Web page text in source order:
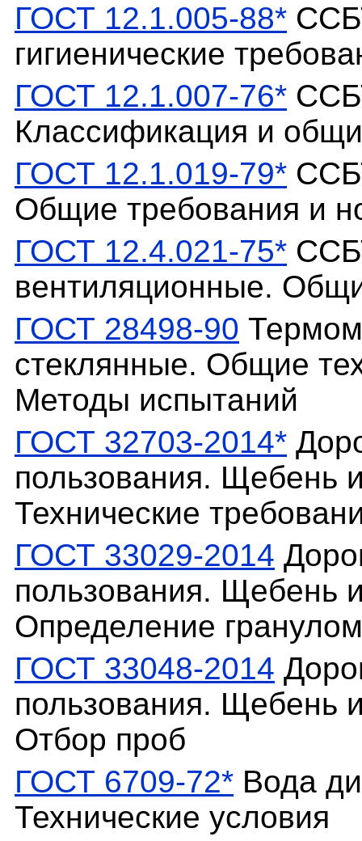
ГОСТ 12.1.005-88*
гигиенические
ГОСТ 12.1.007-76*
Классификация и
ГОСТ 12.1.019-79*
Общие требования и
ГОСТ 12.4.021-75*
вентиляционные.
ГОСТ 28498-90
стеклянные. Общие
Методы испытаний
ГОСТ 32703-2014*
пользования. Щебень
Технические
ГОСТ 33029-2014
пользования. Щебень
Определение
ГОСТ 33048-2014
пользования. Щебень
Отбор проб
ГОСТ 6709-72* Вода
Технические условия